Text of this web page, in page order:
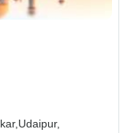
Udaipur,